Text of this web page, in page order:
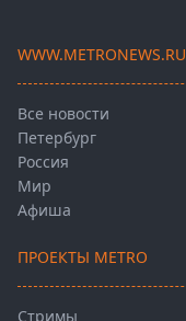
WWW.METRONEWS.RU
Все новости
Петербург
Россия
Мир
Афиша
ПРОЕКТЫ METRO
Стримы